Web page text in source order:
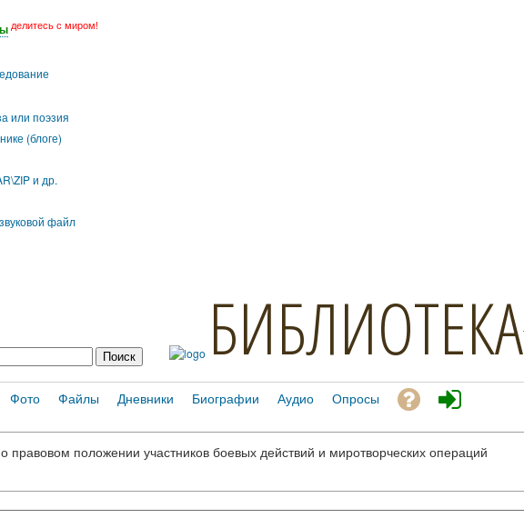
делитесь с миром!
или поэзия
(блоге)
и др.
файл
БИБЛИОТЕКА
Фото Файлы Дневники Биографии Аудио Опросы
правовом положении участников боевых действий и миротворческих операций